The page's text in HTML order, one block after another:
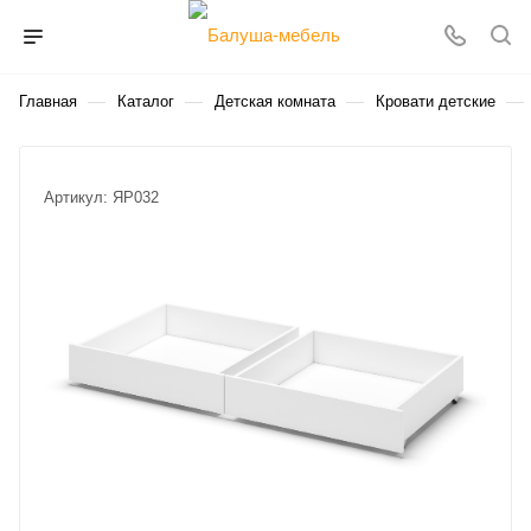
Главная — Каталог — Детская комната — Кровати детские —
Артикул: ЯР032